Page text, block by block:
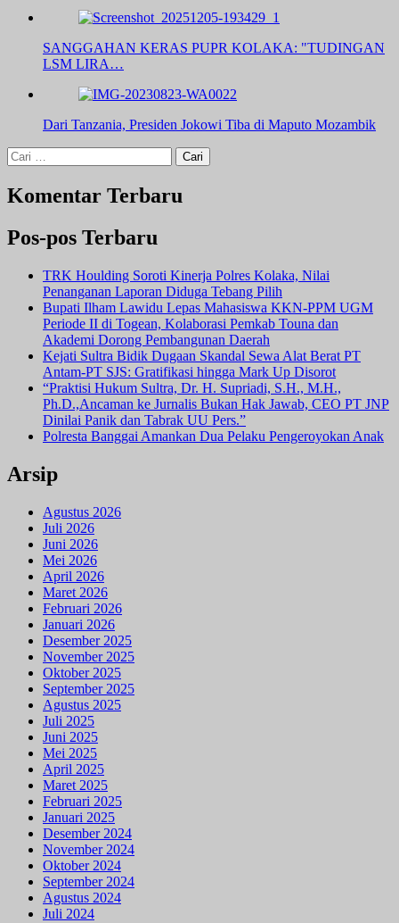
SANGGAHAN KERAS PUPR KOLAKA: "TUDINGAN
LSM LIRA…
Dari Tanzania, Presiden Jokowi Tiba di Maputo Mozambik
Cari
untuk:
Komentar Terbaru
Pos-pos Terbaru
TRK Houlding Soroti Kinerja Polres Kolaka, Nilai
Penanganan Laporan Diduga Tebang Pilih
Bupati Ilham Lawidu Lepas Mahasiswa KKN-PPM UGM
Periode II di Togean, Kolaborasi Pemkab Touna dan
Akademi Dorong Pembangunan Daerah
Kejati Sultra Bidik Dugaan Skandal Sewa Alat Berat PT
Antam-PT SJS: Gratifikasi hingga Mark Up Disorot
“Praktisi Hukum Sultra, Dr. H. Supriadi, S.H., M.H.,
Ph.D.,Ancaman ke Jurnalis Bukan Hak Jawab, CEO PT JNP
Dinilai Panik dan Tabrak UU Pers.”
Polresta Banggai Amankan Dua Pelaku Pengeroyokan Anak
Arsip
Agustus 2026
Juli 2026
Juni 2026
Mei 2026
April 2026
Maret 2026
Februari 2026
Januari 2026
Desember 2025
November 2025
Oktober 2025
September 2025
Agustus 2025
Juli 2025
Juni 2025
Mei 2025
April 2025
Maret 2025
Februari 2025
Januari 2025
Desember 2024
November 2024
Oktober 2024
September 2024
Agustus 2024
Juli 2024